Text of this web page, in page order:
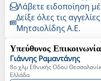
Λάβετε ειδοποίηση
Δείξε όλες τις
Μητσιολίδης Α.Ε.
Υπεύθυνος
Γιάννης Ραμαντάνης
8ο χλμ Εθνικής Οδού
Ελλάδα